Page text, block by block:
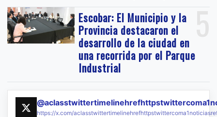
5
Escobar: El Municipio y la
Provincia destacaron el
desarrollo de la ciudad en
una recorrida por el Parque
Industrial
https://x.com/